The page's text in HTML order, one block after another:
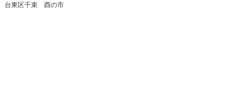
台東区千束 酉の市